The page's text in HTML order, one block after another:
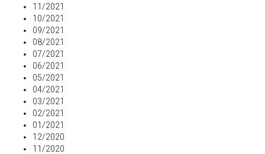
11/2021
10/2021
09/2021
08/2021
07/2021
06/2021
05/2021
04/2021
03/2021
02/2021
01/2021
12/2020
11/2020